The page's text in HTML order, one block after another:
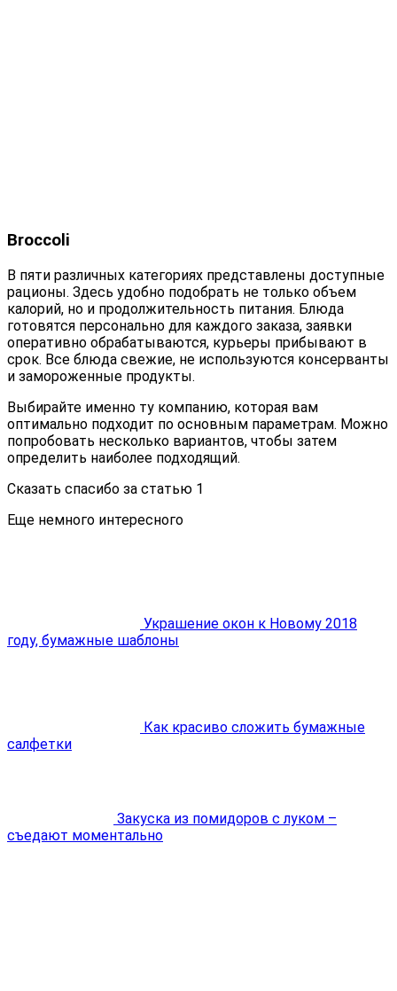
Broccoli
В пяти различных категориях представлены доступные
рационы. Здесь удобно подобрать не только объем
калорий, но и продолжительность питания. Блюда
готовятся персонально для каждого заказа, заявки
оперативно обрабатываются, курьеры прибывают в
срок. Все блюда свежие, не используются консерванты
и замороженные продукты.
Выбирайте именно ту компанию, которая вам
оптимально подходит по основным параметрам. Можно
попробовать несколько вариантов, чтобы затем
определить наиболее подходящий.
Сказать спасибо за статью 1
Еще немного интересного
Украшение окон к Новому 2018
году, бумажные шаблоны
Как красиво сложить бумажные
салфетки
Закуска из помидоров с луком –
съедают моментально